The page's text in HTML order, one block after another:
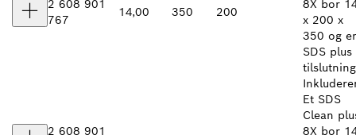
2 608 901
767
14,00 350 200
8X bor
x 200 x
350 og
SDS plus
tilslutning
2 608 901
Et SDS
Clean
8X bor